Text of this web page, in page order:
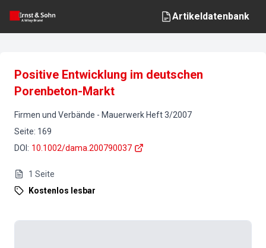
Artikeldatenbank
Positive Entwicklung im deutschen
Porenbeton-Markt
Firmen und Verbände - Mauerwerk Heft3/2007
Seite: 169
DOI : 10.1002/dama.200790037
1 Seite
Kostenlos lesbar